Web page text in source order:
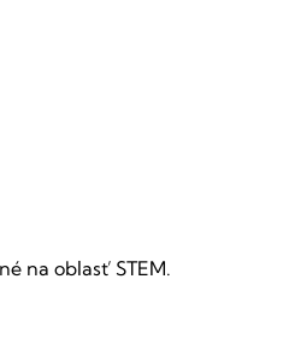
na oblasť STEM.